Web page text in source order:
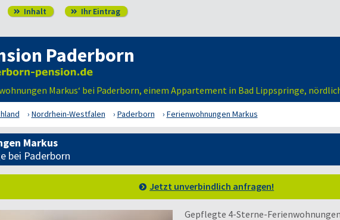
 Inhalt  Ihr Eintrag
Paderborn
Markus‘ bei Paderborn, einem Appartement in Bad Lippspringe,
Nordrhein-Westfalen Paderborn Ferienwohnungen Markus
Markus
bei Paderborn
Jetzt unverbindlich anfragen!
Gepflegte 4-Sterne-